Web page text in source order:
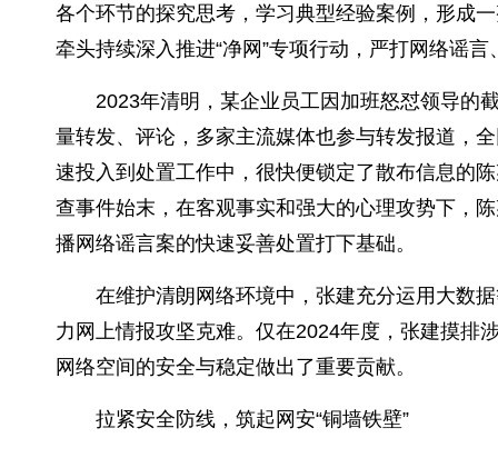
各个环节的探究思考，学习典型经验案例，形成
牵头持续深入推进“净网”专项行动，严打网络谣
2023年清明，某企业员工因加班怒怼领导的
量转发、评论，多家主流媒体也参与转发报道，
速投入到处置工作中，很快便锁定了散布信息的
查事件始末，在客观事实和强大的心理攻势下，
播网络谣言案的快速妥善处置打下基础。
在维护清朗网络环境中，张建充分运用大数
力网上情报攻坚克难。仅在2024年度，张建摸排
网络空间的安全与稳定做出了重要贡献。
拉紧安全防线，筑起网安“铜墙铁壁”